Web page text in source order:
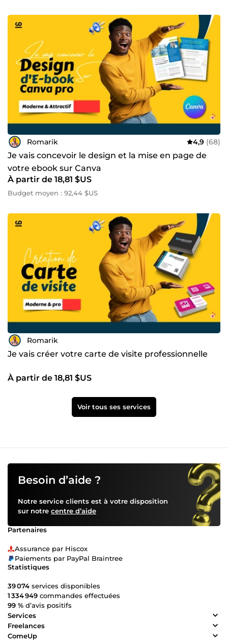
Romarik 4,9 (68)
Je vais concevoir le design et la mise en page de
votre ebook sur Canva
À partir de 18,81 $US
Budget moyen : 92,44 $US
Romarik
Je vais créer votre carte de visite professionnelle
À partir de 18,81 $US
Voir tous ses services
Besoin d’aide ?
Notre service clients est à votre disposition
sur notre centre d’aide
Partenaires
Assurance par Hiscox
Paiements par PayPal Braintree
Statistiques
39 074 services disponibles
1 334 949 commandes effectuées
99 % d’avis positifs
Services
Freelances
ComeUp